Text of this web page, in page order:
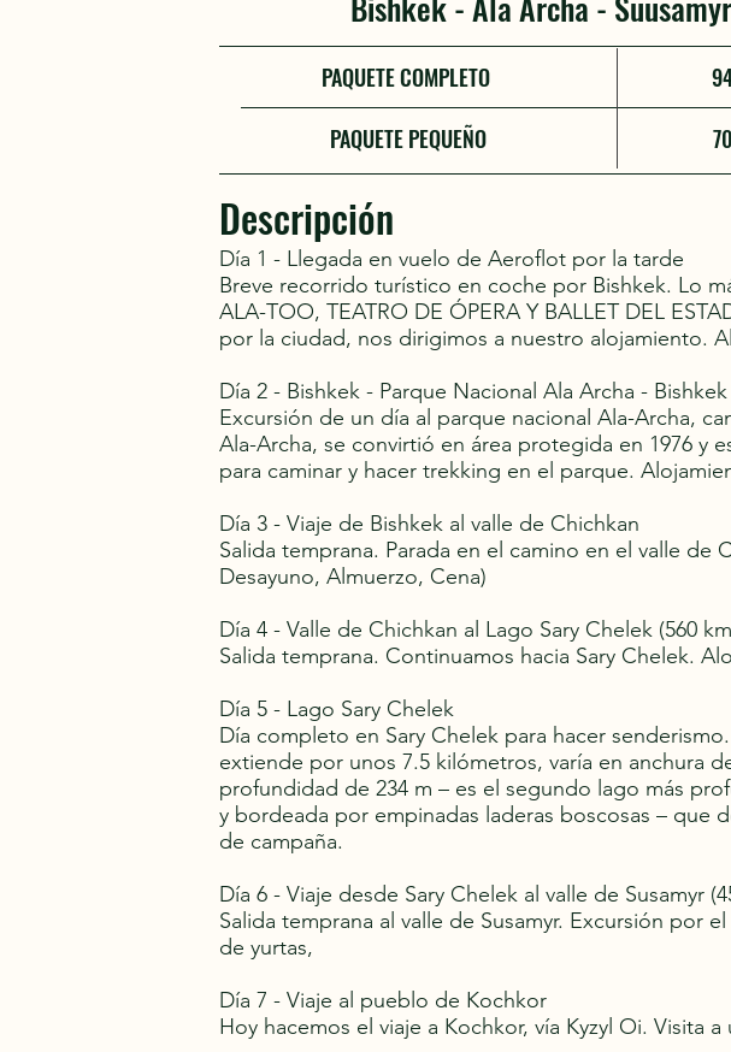
PAQUETE COMPLETO
PAQUETE PEQUEÑO
Descripción
Día 1 - Llegada en vuelo de Aeroflot por la tarde
Breve recorrido turístico en coche por Bishkek. Lo
ALA-TOO, TEATRO DE ÓPERA Y BALLET DEL
por la ciudad, nos dirigimos a nuestro alojamiento.
Día 2 - Bishkek - Parque Nacional Ala Archa - Bishkek
Excursión de un día al parque nacional Ala-Archa,
Ala-Archa, se convirtió en área protegida en 1976 y
para caminar y hacer trekking en el parque.
Día 3 - Viaje de Bishkek al valle de Chichkan
Salida temprana. Parada en el camino en el valle
Desayuno, Almuerzo, Cena)
Día 4 - Valle de Chichkan al Lago Sary Chelek (560
Salida temprana. Continuamos hacia Sary Chelek.
Día 5 - Lago Sary Chelek
Día completo en Sary Chelek para hacer
extiende por unos 7.5 kilómetros, varía en anchura
profundidad de 234 m – es el segundo lago más
y bordeada por empinadas laderas boscosas – que
de campaña.
Día 6 - Viaje desde Sary Chelek al valle de Susamyr
Salida temprana al valle de Susamyr. Excursión por
de yurtas,
Día 7 - Viaje al pueblo de Kochkor
Hoy hacemos el viaje a Kochkor, vía Kyzyl Oi. Visita